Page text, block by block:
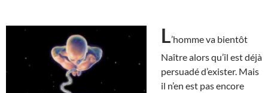
L’homme va bientôt
Naître alors qu’il est déjà
persuadé d’exister. Mais
il n’en est pas encore